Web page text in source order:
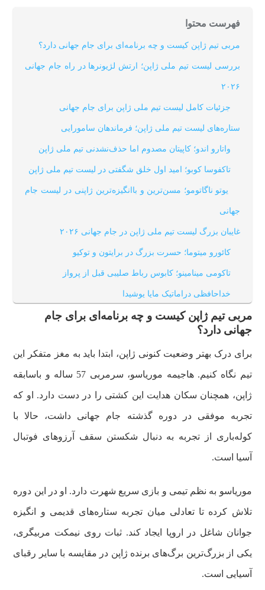
فهرست محتوا
مربی تیم ژاپن کیست و چه برنامه‌ای برای جام جهانی دارد؟
بررسی لیست تیم ملی ژاپن؛ ارتش لژیونرها در راه جام جهانی
۲۰۲۶
جزئیات کامل لیست تیم ملی ژاپن برای جام جهانی
ستاره‌های لیست تیم ملی ژاپن؛ فرماندهان سامورایی
واتارو اندو؛ کاپیتان مصدوم اما حذف‌نشدنی تیم ملی ژاپن
تاکفوسا کوبو؛ امید اول خلق شگفتی در لیست تیم ملی ژاپن
یوتو ناگاتومو؛ مسن‌ترین و باانگیزه‌ترین ژاپنی در لیست جام
جهانی
غایبان بزرگ لیست تیم ملی ژاپن در جام جهانی ۲۰۲۶
کائورو میتوما؛ حسرت بزرگ در برایتون و توکیو
تاکومی مینامینو؛ کابوس رباط صلیبی قبل از پرواز
خداحافظی دراماتیک مایا یوشیدا
کار سخت ژاپن در گروه F جام جهانی
شانس قهرمانی تیم ملی ژاپن در جام جهانی؛ رویا یا واقعیت؟
مربی تیم ژاپن کیست و چه برنامه‌ای برای جام
جهانی دارد؟
برای درک بهتر وضعیت کنونی ژاپن، ابتدا باید به مغز متفکر این
تیم نگاه کنیم. هاجیمه موریاسو، سرمربی 57 ساله و باسابقه
ژاپن، همچنان سکان هدایت این کشتی را در دست دارد. او که
تجربه موفقی در دوره گذشته جام جهانی داشت، حالا با
کوله‌باری از تجربه به دنبال شکستن سقف آرزوهای فوتبال
آسیا است.
موریاسو به نظم تیمی و بازی سریع شهرت دارد. او در این دوره
تلاش کرده تا تعادلی میان تجربه ستاره‌های قدیمی و انگیزه
جوانان شاغل در اروپا ایجاد کند. ثبات روی نیمکت مربیگری،
یکی از بزرگ‌ترین برگ‌های برنده ژاپن در مقایسه با سایر رقبای
آسیایی است.